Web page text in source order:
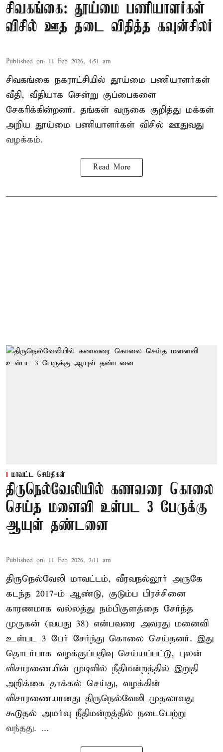
சிவகங்கை: தூய்மை பணியாளர்கள்
விசில் ஊத தடை விதித்த கவுன்சிலர்
Published on: 11 Feb 2026, 4:51 am
சிவகங்கை நகராட்சியில் தூய்மை பணியாளர்கள்
வீதி, வீதியாக சென்று குப்பைகளை
சேகரிக்கின்றனர். தங்கள் வருகை குறித்து மக்கள்
அறிய தூய்மை பணியாளர்கள் விசில் ஊதுவது
வழக்கம்.
Read More
மாவட்ட செய்திகள்
திருநெல்வேலியில் கணவரை கொலை
செய்த மனைவி உள்பட 3 பேருக்கு
ஆயுள் தண்டனை
Published on: 11 Feb 2026, 3:11 am
திருநெல்வேலி மாவட்டம், வீரவநல்லூர் அருகே
கடந்த 2017-ம் ஆண்டு, குடும்ப பிரச்சினை
காரணமாக வல்லத்து நம்பிகுளத்தை சேர்ந்த
முருகன் (வயது 38) என்பவரை அவரது மனைவி
உள்பட 3 பேர் சேர்ந்து கொலை செய்தனர். இது
தொடர்பாக வழக்குப்பதிவு செய்யப்பட்டு, புலன்
விசாரணையின் முடிவில் நீதிமன்றத்தில் இறுதி
அறிக்கை தாக்கல் செய்து, வழக்கின்
விசாரணையானது திருநெல்வேலி முதலாவது
கூடுதல் அமர்வு நீதிமன்றத்தில் நடைபெற்று
வந்தது. ...